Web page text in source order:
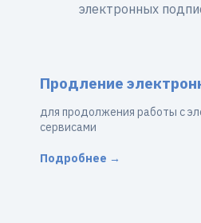
электронных
Продление
для продолжения работы с
сервисами
Подробнее →